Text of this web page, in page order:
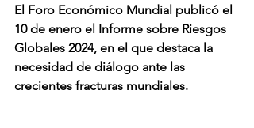
El Foro Económico Mundial publicó el
10 de enero el Informe sobre Riesgos
Globales 2024, en el que destaca la
necesidad de diálogo ante las
crecientes fracturas mundiales.